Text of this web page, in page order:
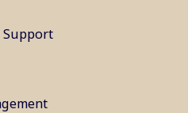
Support